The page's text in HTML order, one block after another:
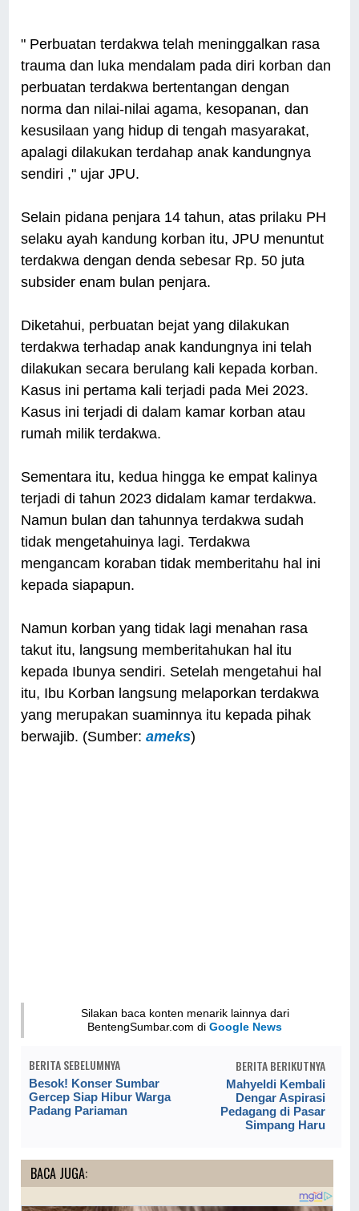
" Perbuatan terdakwa telah meninggalkan rasa
trauma dan luka mendalam pada diri korban dan
perbuatan terdakwa bertentangan dengan
norma dan nilai-nilai agama, kesopanan, dan
kesusilaan yang hidup di tengah masyarakat,
apalagi dilakukan terdahap anak kandungnya
sendiri ," ujar JPU.
Selain pidana penjara 14 tahun, atas prilaku PH
selaku ayah kandung korban itu, JPU menuntut
terdakwa dengan denda sebesar Rp. 50 juta
subsider enam bulan penjara.
Diketahui, perbuatan bejat yang dilakukan
terdakwa terhadap anak kandungnya ini telah
dilakukan secara berulang kali kepada korban.
Kasus ini pertama kali terjadi pada Mei 2023.
Kasus ini terjadi di dalam kamar korban atau
rumah milik terdakwa.
Sementara itu, kedua hingga ke empat kalinya
terjadi di tahun 2023 didalam kamar terdakwa.
Namun bulan dan tahunnya terdakwa sudah
tidak mengetahuinya lagi. Terdakwa
mengancam koraban tidak memberitahu hal ini
kepada siapapun.
Namun korban yang tidak lagi menahan rasa
takut itu, langsung memberitahukan hal itu
kepada Ibunya sendiri. Setelah mengetahui hal
itu, Ibu Korban langsung melaporkan terdakwa
yang merupakan suaminnya itu kepada pihak
berwajib. (Sumber:ameks)
Silakan baca konten menarik lainnya dari
BentengSumbar.com diGoogle News
BERITA SEBELUMNYA
Besok! Konser Sumbar
Gercep Siap Hibur Warga
Padang Pariaman
BERITA BERIKUTNYA
Mahyeldi Kembali
Dengar Aspirasi
Pedagang di Pasar
Simpang Haru
BACA JUGA: